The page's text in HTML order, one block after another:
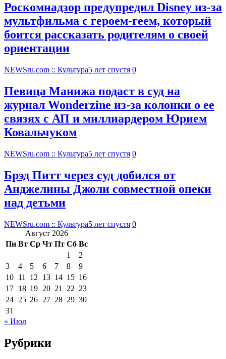
Роскомнадзор предупредил Disney из-за
мультфильма c героем-геем, который
боится рассказать родителям о своей
ориентации
NEWSru.com :: Культура5 лет спустя 0
Певица Манижа подаст в суд на
журнал Wonderzine из-за колонки о ее
связях с АП и миллиардером Юрием
Ковальчуком
NEWSru.com :: Культура5 лет спустя 0
Брэд Питт через суд добился от
Анджелины Джоли совместной опеки
над детьми
NEWSru.com :: Культура5 лет спустя 0
Август 2026
Пн Вт Ср Чт Пт Сб Вс
1
2
3
4 5 6 7 8
9
10 11 12 13 14 15 16
17 18 19 20 21 22 23
24 25 26 27 28 29 30
31
« Июл
Рубрики